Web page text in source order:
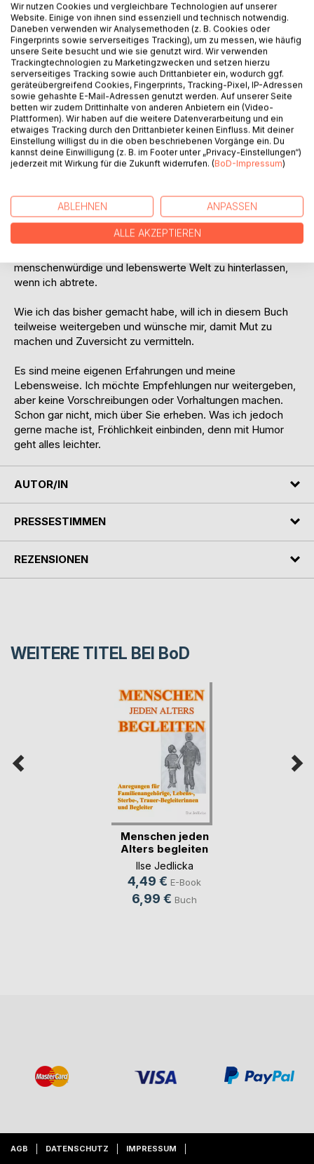
BESCHREIBUNG
Den Himmel auf Erden werden wir nicht schaffen, aber es
gibt viele Möglichkeiten, um ihm näher zu kommen.
Wir können eine wunderbare Lebensqualität schaffen,
wenn wir unsere Lebenseinstellung etwas verändern.
jeder kann einen Teil dazu beitragen.
Als Frau und Mutter fühle ich mich verantwortlich, eine
wünschenswerte Lebensqualität zu erreichen und bemühe
menschenwürdige und lebenswerte Welt zu hinterlassen,
wenn ich abtrete.
Wie ich das bisher gemacht habe, will ich in diesem Buch
teilweise weitergeben und wünsche mir, damit Mut zu
machen und Zuversicht zu vermitteln.
Es sind meine eigenen Erfahrungen und meine
Lebensweise. Ich möchte Empfehlungen nur weitergeben,
aber keine Vorschreibungen oder Vorhaltungen machen.
Schon gar nicht, mich über Sie erheben. Was ich jedoch
gerne mache ist, Fröhlichkeit einbinden, denn mit Humor
geht alles leichter.
AUTOR/IN
PRESSESTIMMEN
REZENSIONEN
WEITERE TITEL BEI BoD
Menschen jeden
Alters begleiten
Ilse Jedlicka
4,49 € E-Book
6,99 € Buch
AGB DATENSCHUTZ IMPRESSUM
Wir nutzen Cookies und vergleichbare Technologien auf unserer
Website. Einige von ihnen sind essenziell und technisch notwendig.
Daneben verwenden wir Analysemethoden (z. B. Cookies oder
Fingerprints sowie serverseitiges Tracking), um zu messen, wie häufig
unsere Seite besucht und wie sie genutzt wird. Wir verwenden
Trackingtechnologien zu Marketingzwecken und setzen hierzu
serverseitiges Tracking sowie auch Drittanbieter ein, wodurch ggf.
geräteübergreifend Cookies, Fingerprints, Tracking-Pixel, IP-Adressen
sowie gehashte E-Mail-Adressen genutzt werden. Auf unserer Seite
betten wir zudem Drittinhalte von anderen Anbietern ein (Video-
Plattformen). Wir haben auf die weitere Datenverarbeitung und ein
etwaiges Tracking durch den Drittanbieter keinen Einfluss. Mit deiner
Einstellung willigst du in die oben beschriebenen Vorgänge ein. Du
kannst deine Einwilligung (z. B. im Footer unter „Privacy-Einstellungen“)
jederzeit mit Wirkung für die Zukunft widerrufen. (BoD-Impressum)
ABLEHNEN ANPASSEN
ALLE AKZEPTIEREN